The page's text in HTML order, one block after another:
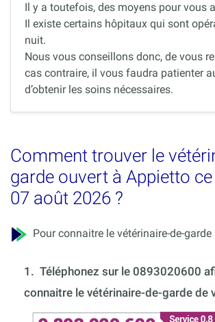
Il y a toutefois, des moyens pour vous
Il existe certains hôpitaux qui sont
nuit.
Nous vous conseillons donc, de vous
cas contraire, il vous faudra patienter
d’obtenir les soins nécessaires.
Comment trouver le
garde ouvert à Appietto
07 août 2026 ?
Pour connaitre le vétérinaire-de-garde
1. Téléphonez sur le 0893020600
connaitre le vétérinaire-de-garde de